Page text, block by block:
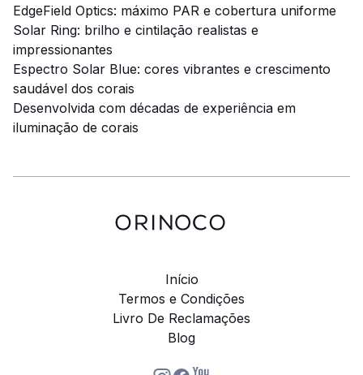
EdgeField Optics: máximo PAR e cobertura uniforme
Solar Ring: brilho e cintilação realistas e
impressionantes
Espectro Solar Blue: cores vibrantes e crescimento
saudável dos corais
Desenvolvida com décadas de experiência em
iluminação de corais
Início
Termos e Condições
Livro De Reclamações
Blog